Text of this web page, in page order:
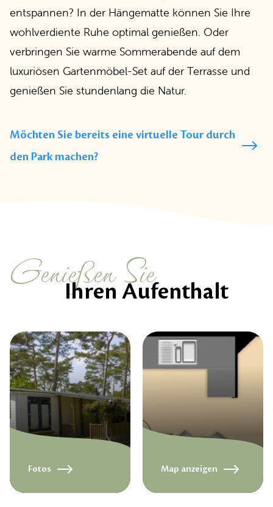
entspannen? In der Hängematte können Sie Ihre
wohlverdiente Ruhe optimal genießen. Oder
verbringen Sie warme Sommerabende auf dem
luxuriösen Gartenmöbel-Set auf der Terrasse und
genießen Sie stundenlang die Natur.
Möchten Sie bereits eine virtuelle Tour durch
den Park machen?
Genießen Sie
Ihren Aufenthalt
Fotos Map anzeigen